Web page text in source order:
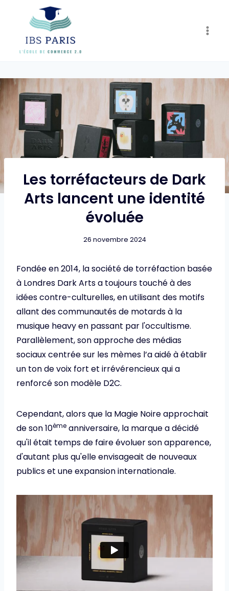
content
Les torréfacteurs de Dark
Arts lancent une identité
évoluée
26 novembre 2024
Fondée en 2014, la société de torréfaction basée
à Londres Dark Arts a toujours touché à des
idées contre-culturelles, en utilisant des motifs
allant des communautés de motards à la
musique heavy en passant par l'occultisme.
Parallèlement, son approche des médias
sociaux centrée sur les mèmes l’a aidé à établir
un ton de voix fort et irrévérencieux qui a
renforcé son modèle D2C.
Cependant, alors que la Magie Noire approchait
de son 10ème anniversaire, la marque a décidé
qu'il était temps de faire évoluer son apparence,
d'autant plus qu'elle envisageait de nouveaux
publics et une expansion internationale.